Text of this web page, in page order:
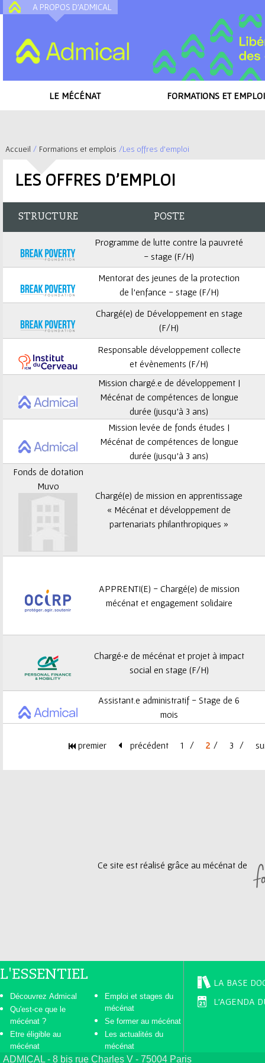
A PROPOS D'ADMICAL
LE MÉCÉNAT FORMATIONS ET
ê
s
i
Accueil / Formations et emplois /Les offres d'emploi
LES OFFRES D'EMPLOI
STRUCTURE POSTE
Programme de lutte contre la pauvreté
- stage (F/H)
Mentorat des jeunes de la protection
de l’enfance - stage (F/H)
Chargé(e) de Développement en stage
(F/H)
Responsable développement collecte
et évènements (F/H)
Mission chargé.e de développement |
Mécénat de compétences de longue
durée (jusqu’à 3 ans)
Mission levée de fonds études |
Mécénat de compétences de longue
durée (jusqu’à 3 ans)
Fonds de dotation
Muvo
Chargé(e) de mission en apprentissage
« Mécénat et développement de
partenariats philanthropiques »
APPRENTI(E) - Chargé(e) de mission
mécénat et engagement solidaire
Chargé·e de mécénat et projet à impact
social en stage (F/H)
Assistant.e administratif - Stage de 6
mois
premier précédent 1 2 3
Ce site est réalisé grâce au mécénat de
L'ESSENTIEL
Découvrez Admical
Qu'est-ce que le
mécénat ?
Etre éligible au
mécénat
Emploi et stages du
mécénat
Se former au mécénat
Les actualités du
mécénat
LA BASE
L'AGENDA
ADMICAL - 8 bis rue Charles V - 75004 Paris